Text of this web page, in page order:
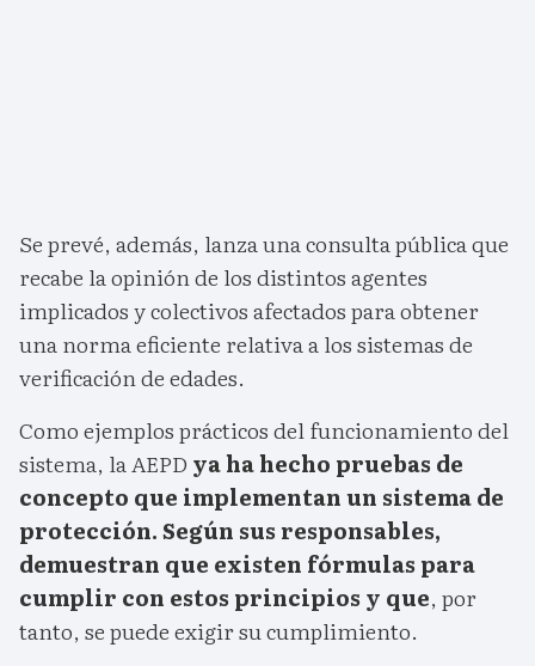
Se prevé, además, lanza una consulta pública que
recabe la opinión de los distintos agentes
implicados y colectivos afectados para obtener
una norma eficiente relativa a los sistemas de
verificación de edades.
Como ejemplos prácticos del funcionamiento del
sistema, la AEPD ya ha hecho pruebas de
concepto que implementan un sistema de
protección. Según sus responsables,
demuestran que existen fórmulas para
cumplir con estos principios y que, por
tanto, se puede exigir su cumplimiento.